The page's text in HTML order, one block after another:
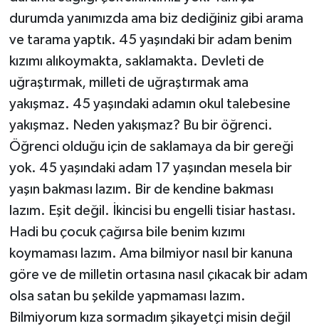
durumda yanımızda ama biz dediğiniz gibi arama
ve tarama yaptık. 45 yaşındaki bir adam benim
kızımı alıkoymakta, saklamakta. Devleti de
uğraştırmak, milleti de uğraştırmak ama
yakışmaz. 45 yaşındaki adamın okul talebesine
yakışmaz. Neden yakışmaz? Bu bir öğrenci.
Öğrenci olduğu için de saklamaya da bir gereği
yok. 45 yaşındaki adam 17 yaşından mesela bir
yaşın bakması lazım. Bir de kendine bakması
lazım. Eşit değil. İkincisi bu engelli tisiar hastası.
Hadi bu çocuk çağırsa bile benim kızımı
koymaması lazım. Ama bilmiyor nasıl bir kanuna
göre ve de milletin ortasına nasıl çıkacak bir adam
olsa satan bu şekilde yapmaması lazım.
Bilmiyorum kıza sormadım şikayetçi misin değil